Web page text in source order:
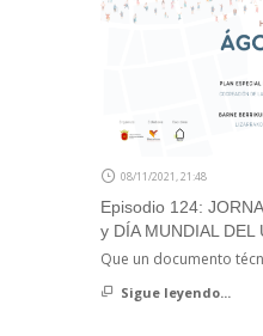
08/11/2021, 21:48
Episodio 124:
y DÍA MUNDIAL DEL
Que un documento
Sigue leyendo...